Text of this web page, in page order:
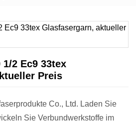
2 Ec9 33tex
Preis
Co., Ltd. Laden Sie
Sie Verbundwerkstoffe im